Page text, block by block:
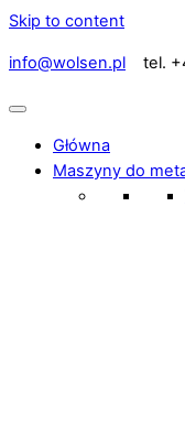
Skip to content
info@wolsen.pl tel.
Główna
Maszyny do